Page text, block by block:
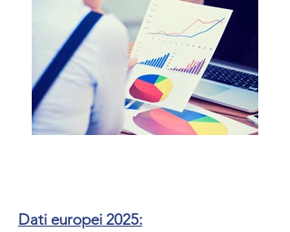
Dati europei 2025: